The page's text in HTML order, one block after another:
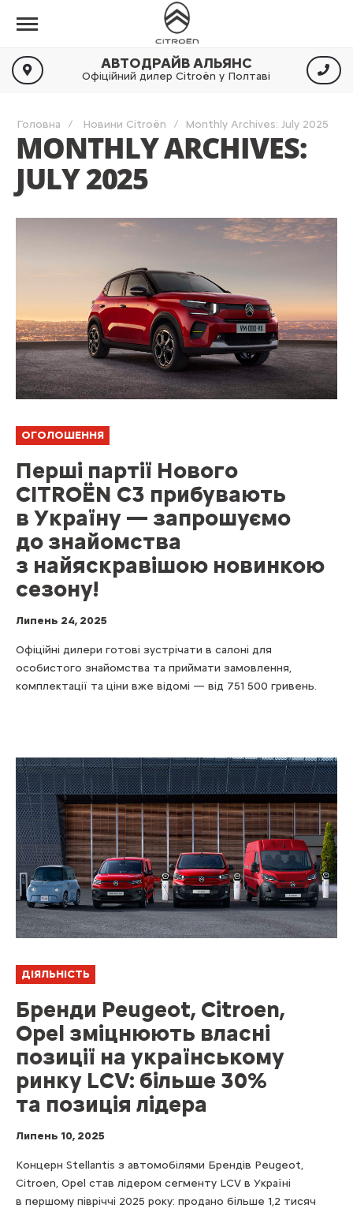
АВТОДРАЙВ АЛЬЯНС
Офіційний дилер Citroën у Полтаві
Головна Новини Citroën Monthly Archives: July 2025
MONTHLY ARCHIVES:
JULY 2025
ОГОЛОШЕННЯ
Перші партії Нового
CITROЁN C3 прибувають
в Україну — запрошуємо
до знайомства
з найяскравішою новинкою
сезону!
Липень 24, 2025
Офіційні дилери готові зустрічати в салоні для
особистого знайомства та приймати замовлення,
комплектації та ціни вже відомі — від 751 500 гривень.
ДІЯЛЬНІСТЬ
Бренди Peugeot, Citroen,
Opel зміцнюють власні
позиції на українському
ринку LCV: більше 30%
та позиція лідера
Липень 10, 2025
Концерн Stellantis з автомобілями Брендів Peugeot,
Citroen, Opel став лідером сегменту LCV в Україні
в першому півріччі 2025 року: продано більше 1,2 тисяч